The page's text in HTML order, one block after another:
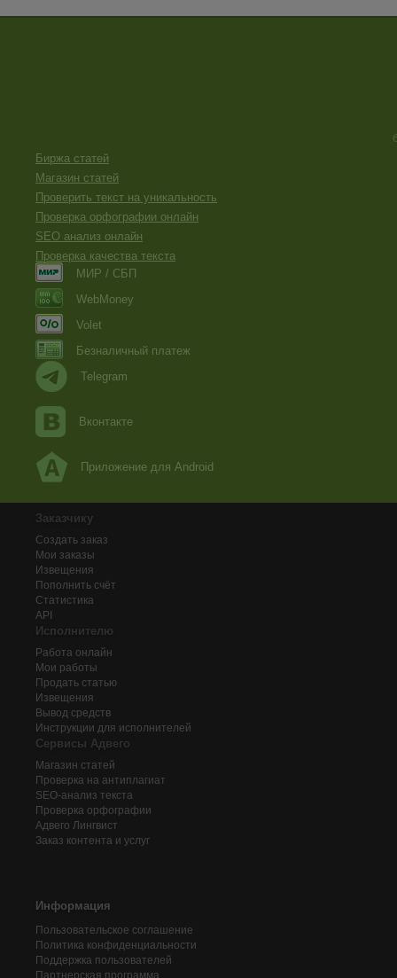
Биржа статей
Магазин статей
Проверить текст на уникальность
Проверка орфографии онлайн
SEO анализ онлайн
Проверка качества текста
МИР / СБП
WebMoney
Volet
Безналичный платеж
Telegram
Вконтакте
Приложение для Android
Заказчику
Создать заказ
Мои заказы
Извещения
Пополнить счёт
Статистика
API
Исполнителю
Работа онлайн
Мои работы
Продать статью
Извещения
Вывод средств
Инструкции для исполнителей
Сервисы Адвего
Магазин статей
Проверка на антиплагиат
SEO-анализ текста
Проверка орфографии
Адвего Лингвист
Заказ контента и услуг
Информация
Пользовательское соглашение
Политика конфиденциальности
Поддержка пользователей
Партнерская программа